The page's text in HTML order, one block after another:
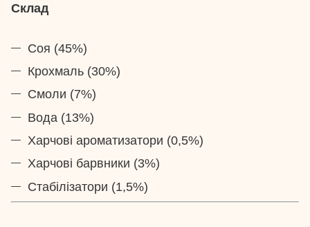
Склад
Соя (45%)
Крохмаль (30%)
Смоли (7%)
Вода (13%)
Харчові ароматизатори (0,5%)
Харчові барвники (3%)
Стабілізатори (1,5%)